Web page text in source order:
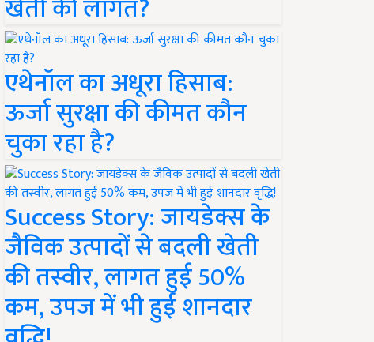
खेती की लागत?
एथेनॉल का अधूरा हिसाब:
ऊर्जा सुरक्षा की कीमत कौन
चुका रहा है?
Success Story: जायडेक्स के
जैविक उत्पादों से बदली खेती
की तस्वीर, लागत हुई 50%
कम, उपज में भी हुई शानदार